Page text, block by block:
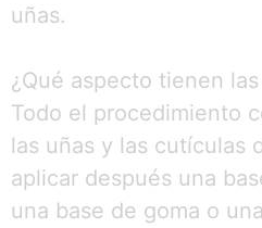
uñas.
¿Qué aspecto tienen
Todo el procedimiento
las uñas y las cutículas
aplicar después una
una base de goma o